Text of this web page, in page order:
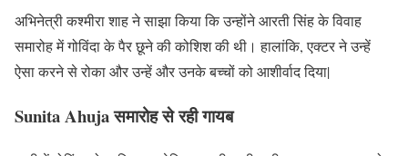
अभिनेत्री कश्मीरा शाह ने साझा किया कि उन्होंने आरती सिंह के विवाह
समारोह में गोविंदा के पैर छूने की कोशिश की थी। हालांकि, एक्टर ने उन्हें
ऐसा करने से रोका और उन्हें और उनके बच्चों को आशीर्वाद दिया|
Sunita Ahujaसमारोह से रही गायब